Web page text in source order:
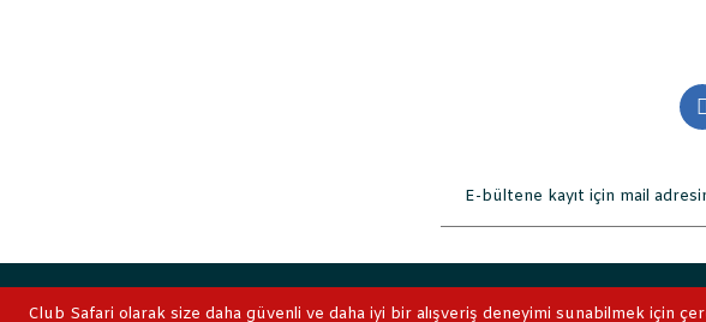
Club Safari olarak size daha güvenli ve daha iyi bir alışveriş deneyimi sunabilmek için